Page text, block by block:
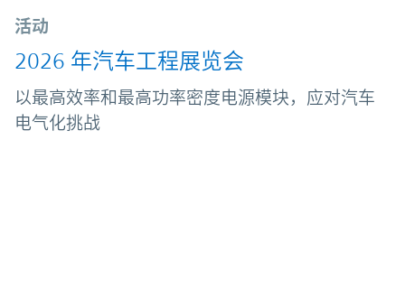
活动
2026 年汽车工程展览会
以最高效率和最高功率密度电源模块，应对汽车
电气化挑战